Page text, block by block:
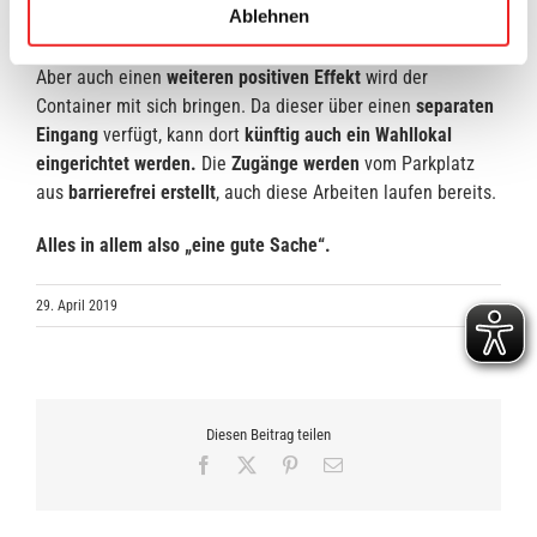
Ablehnen
und Platzmangel herrschte auch ständig.
Aber auch einen weiteren positiven Effekt wird der
Container mit sich bringen. Da dieser über einen separaten
Eingang verfügt, kann dort künftig auch ein Wahllokal
eingerichtet werden. Die Zugänge werden vom Parkplatz
aus barrierefrei erstellt, auch diese Arbeiten laufen bereits.
Alles in allem also „eine gute Sache“.
29. April 2019
Diesen Beitrag teilen
Facebook Pinterest
E-